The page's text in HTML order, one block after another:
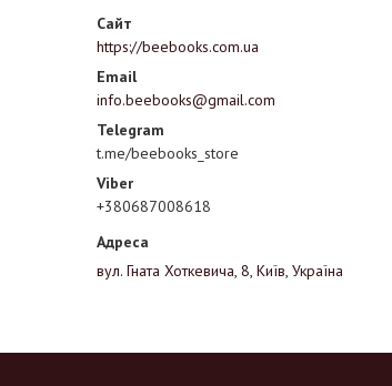
https://beebooks.com.ua
info.beebooks@gmail.com
t.me/beebooks_store
+380687008618
вул. Гната Хоткевича, 8, Київ, Україна